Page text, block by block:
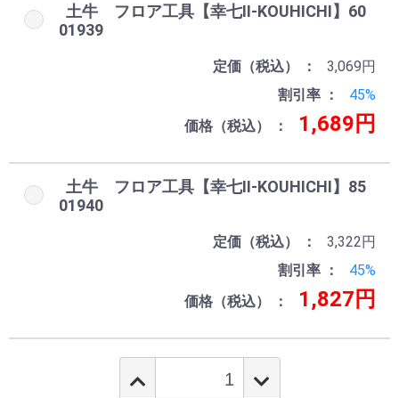
土牛 フロア工具【幸七Ⅱ-KOUHICHI】60
01939
定価（税込）
3,069円
割引率
45%
価格（税込）
1,689円
土牛 フロア工具【幸七Ⅱ-KOUHICHI】85
01940
定価（税込）
3,322円
割引率
45%
価格（税込）
1,827円